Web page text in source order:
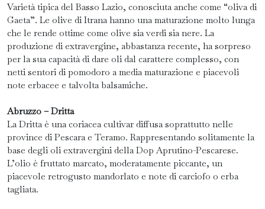
Varietà tipica del Basso Lazio, conosciuta anche come “oliva di
Gaeta”. Le olive di Itrana hanno una maturazione molto lunga
che le rende ottime come olive sia verdi sia nere. La
produzione di extravergine, abbastanza recente, ha sorpreso
per la sua capacità di dare oli dal carattere complesso, con
netti sentori di pomodoro a media maturazione e piacevoli
note erbacee e talvolta balsamiche.
Abruzzo – Dritta
La Dritta è una coriacea cultivar diffusa soprattutto nelle
province di Pescara e Teramo. Rappresentando solitamente la
base degli oli extravergini della Dop Aprutino-Pescarese.
L’olio è fruttato marcato, moderatamente piccante, un
piacevole retrogusto mandorlato e note di carciofo o erba
tagliata.